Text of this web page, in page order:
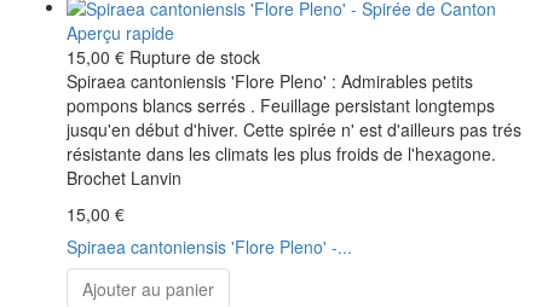
Aperçu rapide
15,00 € Rupture de stock
Spiraea cantoniensis 'Flore Pleno' : Admirables petits
pompons blancs serrés . Feuillage persistant longtemps
jusqu'en début d'hiver. Cette spirée n' est d'ailleurs pas trés
résistante dans les climats les plus froids de l'hexagone.
Brochet Lanvin
15,00 €
Spiraea cantoniensis 'Flore Pleno' -...
Ajouter au panier